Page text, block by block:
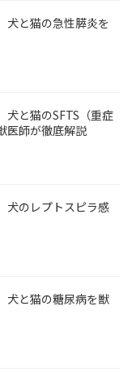
犬と猫の急性膵炎を
犬と猫のSFTS（重症
医師が徹底解説
犬のレプトスピラ感
犬と猫の糖尿病を獣